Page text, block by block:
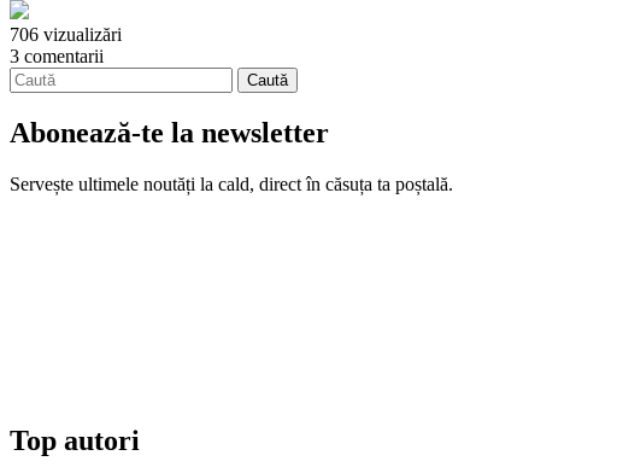
706 vizualizări
3 comentarii
Abonează-te la newsletter
Servește ultimele noutăți la cald, direct în căsuța ta poștală.
Top autori